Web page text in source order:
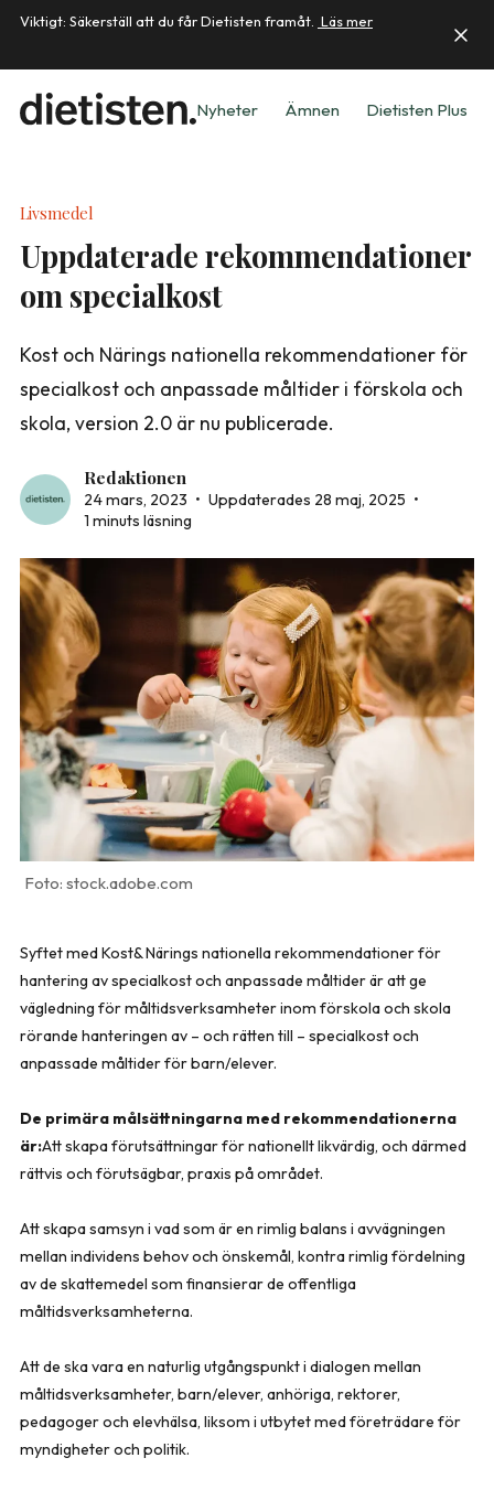
Viktigt: Säkerställ att du får Dietisten framåt. Läs mer
Nyheter Ämnen Dietisten Plus
Livsmedel
Uppdaterade rekommendationer
om specialkost
Kost och Närings nationella rekommendationer för
specialkost och anpassade måltider i förskola och
skola, version 2.0 är nu publicerade.
Redaktionen
24 mars, 2023 • Uppdaterades 28 maj, 2025 •
1 minuts läsning
stock.adobe.com
Syftet med Kost& Närings nationella rekommendationer för
hantering av specialkost och anpassade måltider är att ge
vägledning för måltidsverksamheter inom förskola och skola
rörande hanteringen av – och rätten till – specialkost och
anpassade måltider för barn/elever.
De primära målsättningarna med rekommendationerna
är:Att skapa förutsättningar för nationellt likvärdig, och därmed
rättvis och förutsägbar, praxis på området.
Att skapa samsyn i vad som är en rimlig balans i avvägningen
mellan individens behov och önskemål, kontra rimlig fördelning
av de skattemedel som finansierar de offentliga
måltidsverksamheterna.
Att de ska vara en naturlig utgångspunkt i dialogen mellan
måltidsverksamheter, barn/elever, anhöriga, rektorer,
pedagoger och elevhälsa, liksom i utbytet med företrädare för
myndigheter och politik.